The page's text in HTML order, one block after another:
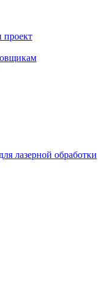
проект
лазерной обработки